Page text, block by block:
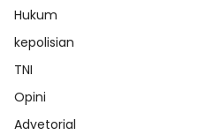
Hukum
kepolisian
TNI
Opini
Advetorial